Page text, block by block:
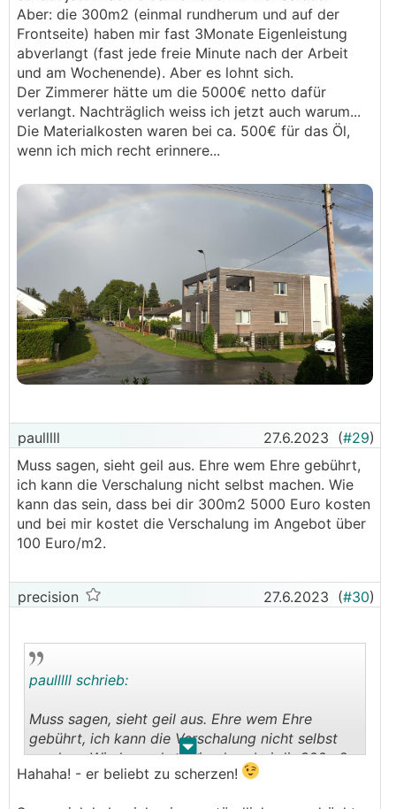
Aber: die 300m2 (einmal rundherum und auf der
Frontseite) haben mir fast 3Monate Eigenleistung
abverlangt (fast jede freie Minute nach der Arbeit
und am Wochenende). Aber es lohnt sich.
Der Zimmerer hätte um die 5000€ netto dafür
verlangt. Nachträglich weiss ich jetzt auch warum...
Die Materialkosten waren bei ca. 500€ für das Öl,
wenn ich mich recht erinnere...
paulllll 27.6.2023 (#29)
Muss sagen, sieht geil aus. Ehre wem Ehre gebührt,
ich kann die Verschalung nicht selbst machen. Wie
kann das sein, dass bei dir 300m2 5000 Euro kosten
und bei mir kostet die Verschalung im Angebot über
100 Euro/m2.
precision 27.6.2023 (#30)
. .
paulllll schrieb:
Muss sagen, sieht geil aus. Ehre wem Ehre
gebührt, ich kann die Verschalung nicht selbst
machen. Wie kann das sein, dass bei dir 300m2
5000 Euro kosten und bei mir kostet die
Hahaha! - er beliebt zu scherzen!